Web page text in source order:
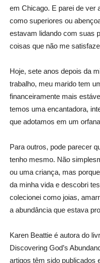
em Chicago. E parei de ver
como superiores ou
estavam lidando com suas
coisas que não me
Hoje, sete anos depois da
trabalho, meu marido tem
financeiramente mais
temos uma encantadora,
que adotamos em um
Para outros, pode parecer
tenho mesmo. Não
ou uma criança, mas
da minha vida e descobri
colecionei como joias,
a abundância que estava
Karen Beattie é autora do
Discovering God’s
artigos têm sido publicados